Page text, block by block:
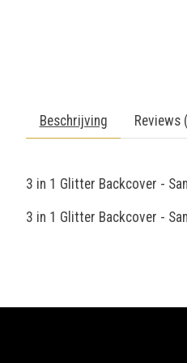
Beschrijving Reviews
3 in 1 Glitter Backcover -
3 in 1 Glitter Backcover -